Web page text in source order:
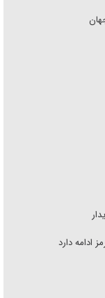
ادامه دارد